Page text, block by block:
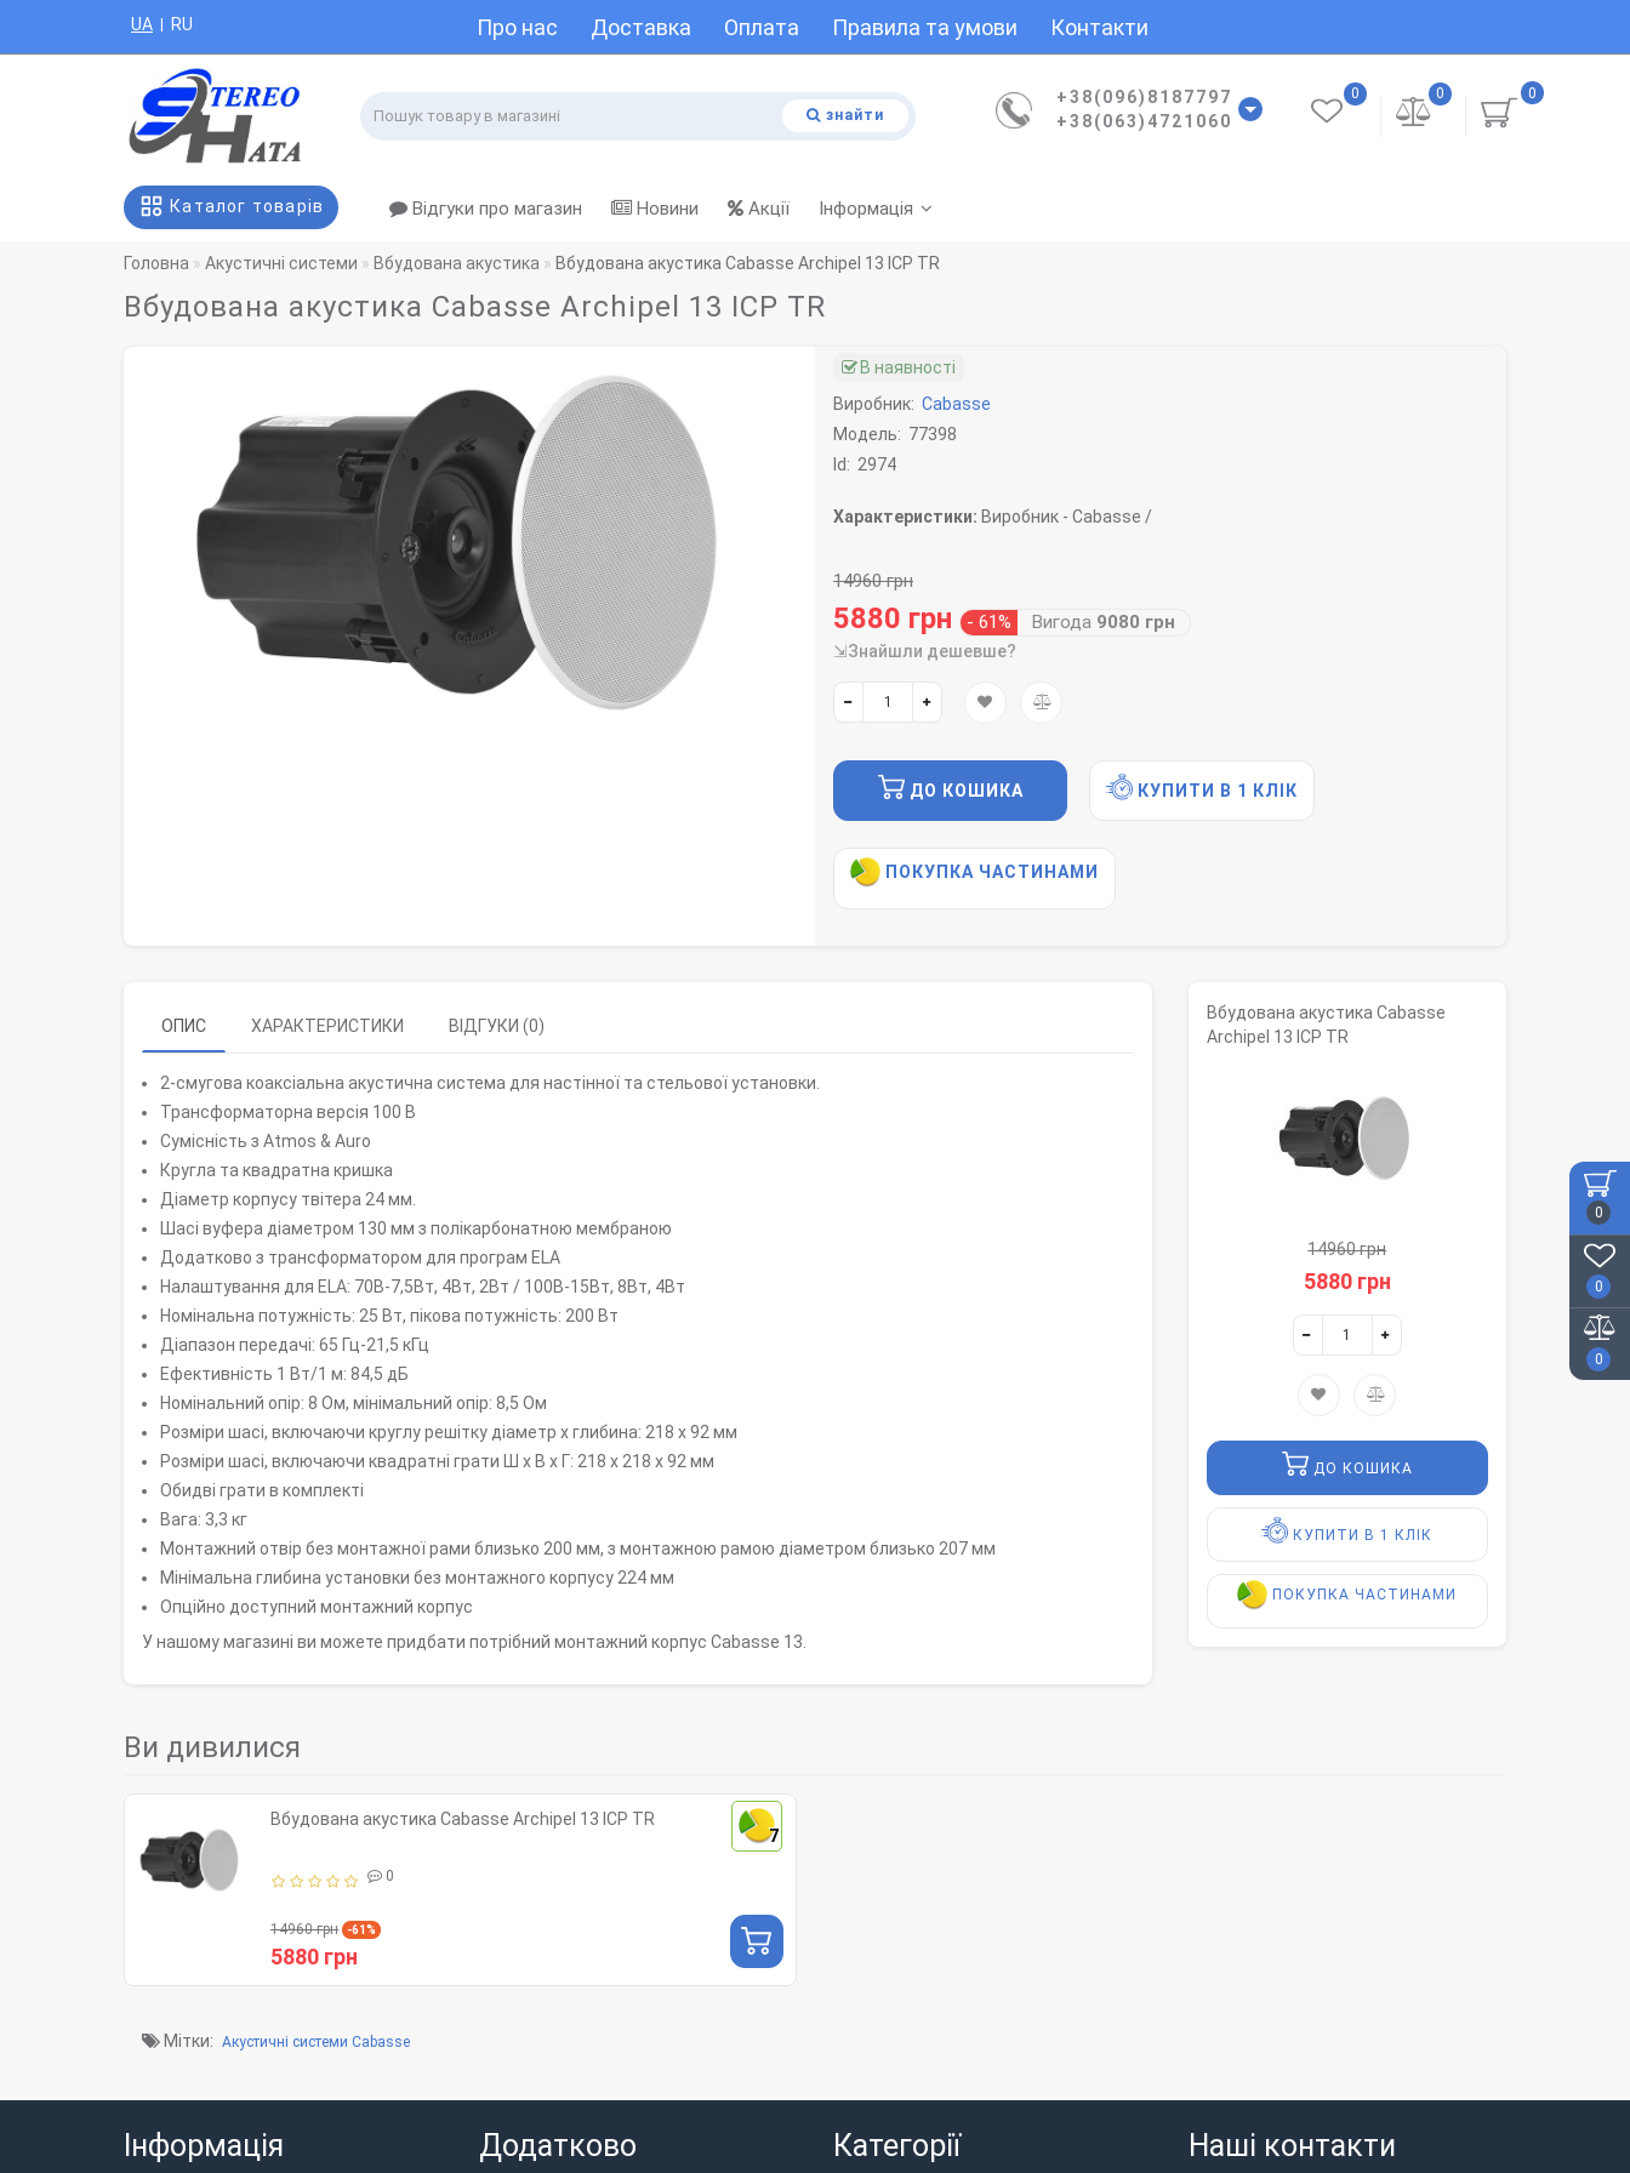
0
0
0
Про нас Доставка Оплата Правила та умови Контакти
UA | RU
знайти
+38(096)8187797
+38(063)4721060
0
0
0
Каталог товарів Відгуки про магазин Новини Акції Інформація
Головна Акустичні системи Вбудована акустика Вбудована акустика Cabasse Archipel 13 ICP TR
Вбудована акустика Cabasse Archipel 13 ICP TR
В наявності
Виробник: Cabasse
Модель: 77398
Id: 2974
Характеристики: Виробник - Cabasse /
14960 грн
5880 грн - 61% Вигода 9080 грн
⇲Знайшли дешевше?
ДО КОШИКА КУПИТИ В 1 КЛІК
ПОКУПКА ЧАСТИНАМИ
ОПИС ХАРАКТЕРИСТИКИ ВІДГУКИ (0)
2-смугова коаксіальна акустична система для настінної та стельової установки.
Трансформаторна версія 100 В
Сумісність з Atmos & Auro
Кругла та квадратна кришка
Діаметр корпусу твітера 24 мм.
Шасі вуфера діаметром 130 мм з полікарбонатною мембраною
Додатково з трансформатором для програм ELA
Налаштування для ELA: 70В-7,5Вт, 4Вт, 2Вт / 100В-15Вт, 8Вт, 4Вт
Номінальна потужність: 25 Вт, пікова потужність: 200 Вт
Діапазон передачі: 65 Гц-21,5 кГц
Ефективність 1 Вт/1 м: 84,5 дБ
Номінальний опір: 8 Ом, мінімальний опір: 8,5 Ом
Розміри шасі, включаючи круглу решітку діаметр x глибина: 218 x 92 мм
Розміри шасі, включаючи квадратні грати Ш x В x Г: 218 x 218 x 92 мм
Обидві грати в комплекті
Вага: 3,3 кг
Монтажний отвір без монтажної рами близько 200 мм, з монтажною рамою діаметром близько 207 мм
Мінімальна глибина установки без монтажного корпусу 224 мм
Опційно доступний монтажний корпус
У нашому магазині ви можете придбати потрібний монтажний корпус Cabasse 13.
Вбудована акустика Cabasse
Archipel 13 ICP TR
14960 грн
5880 грн
ДО КОШИКА
КУПИТИ В 1 КЛІК
ПОКУПКА ЧАСТИНАМИ
Ви дивилися
7
Вбудована акустика Cabasse Archipel 13 ICP TR
0
14960 грн -61%
5880 грн
Мітки: Акустичні системи Cabasse
Інформація Додатково Категорії Наші контакти